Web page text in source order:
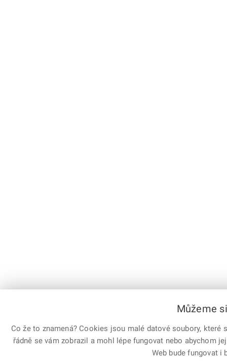
Můžeme
Co že to znamená? Cookies jsou malé datové soubory,
řádně se vám zobrazil a mohl lépe fungovat nebo abychom
Web bude fungovat i